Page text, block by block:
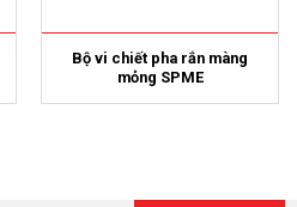
Bộ vi chiết pha rắn màng
mỏng SPME